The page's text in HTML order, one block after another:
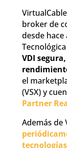
broker de
desde
VDI
el
(VSX) y
Partner
Además de